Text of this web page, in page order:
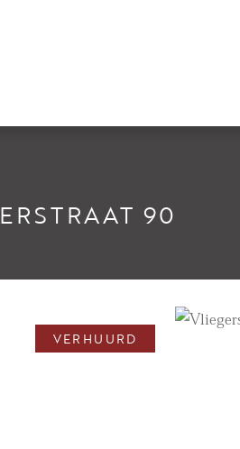
90
VERHUURD
AANBOD
DIENSTEN
NIEUWS